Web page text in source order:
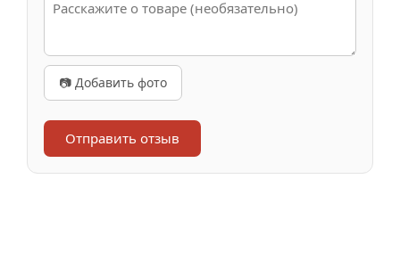
📷 Добавить фото
Отправить отзыв